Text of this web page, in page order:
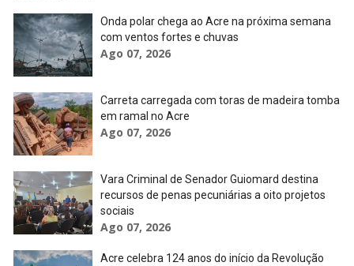
Onda polar chega ao Acre na próxima semana
com ventos fortes e chuvas
Ago 07, 2026
Carreta carregada com toras de madeira tomba
em ramal no Acre
Ago 07, 2026
Vara Criminal de Senador Guiomard destina
recursos de penas pecuniárias a oito projetos
sociais
Ago 07, 2026
Acre celebra 124 anos do início da Revolução